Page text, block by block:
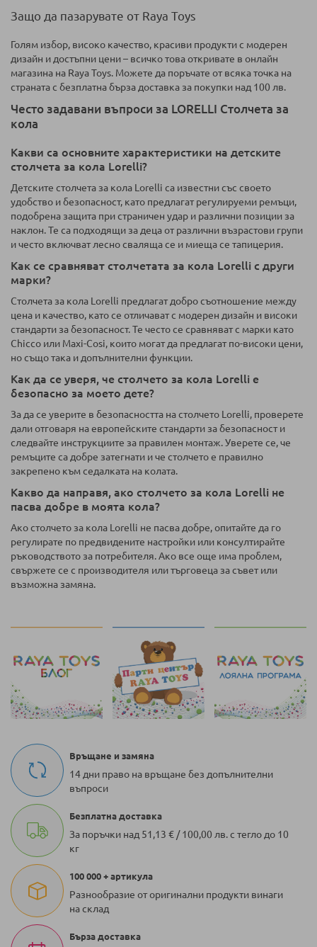
Защо да пазарувате от Raya Toys
Голям избор, високо качество, красиви продукти с модерен
дизайн и достъпни цени – всичко това откривате в онлайн
магазина на Raya Toys. Можете да поръчате от всяка точка на
страната с безплатна бърза доставка за покупки над 100 лв.
Често задавани въпроси за LORELLI Столчета за
кола
Какви са основните характеристики на детските
столчета за кола Lorelli?
Детските столчета за кола Lorelli са известни със своето
удобство и безопасност, като предлагат регулируеми ремъци,
подобрена защита при страничен удар и различни позиции за
наклон. Те са подходящи за деца от различни възрастови групи
и често включват лесно сваляща се и миеща се тапицерия.
Как се сравняват столчетата за кола Lorelli с други
марки?
Столчета за кола Lorelli предлагат добро съотношение между
цена и качество, като се отличават с модерен дизайн и високи
стандарти за безопасност. Те често се сравняват с марки като
Chicco или Maxi-Cosi, които могат да предлагат по-високи цени,
но също така и допълнителни функции.
Как да се уверя, че столчето за кола Lorelli е
безопасно за моето дете?
За да се уверите в безопасността на столчето Lorelli, проверете
дали отговаря на европейските стандарти за безопасност и
следвайте инструкциите за правилен монтаж. Уверете се, че
ремъците са добре затегнати и че столчето е правилно
закрепено към седалката на колата.
Какво да направя, ако столчето за кола Lorelli не
пасва добре в моята кола?
Ако столчето за кола Lorelli не пасва добре, опитайте да го
регулирате по предвидените настройки или консултирайте
ръководството за потребителя. Ако все още има проблем,
свържете се с производителя или търговеца за съвет или
възможна замяна.
Връщане и замяна
14 дни право на връщане без допълнителни
въпроси
Безплатна доставка
За поръчки над 51,13 € / 100,00 лв. с тегло до 10
кг
100 000 + артикула
Разнообразие от оригинални продукти винаги
на склад
Бърза доставка